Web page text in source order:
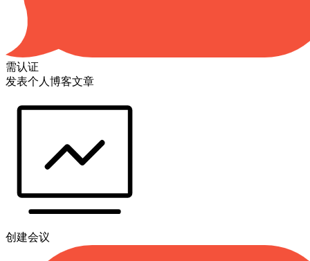
需认证
发表个人博客文章
创建会议